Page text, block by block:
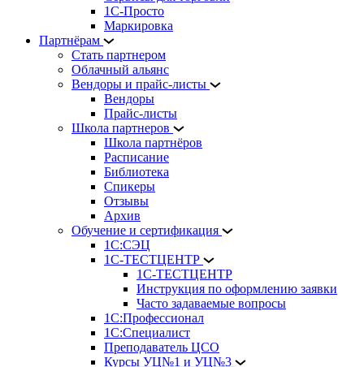
1С-Просто
Маркировка
Партнёрам
Стать партнером
Облачный альянс
Вендоры и прайс-листы
Вендоры
Прайс-листы
Школа партнеров
Школа партнёров
Расписание
Библиотека
Спикеры
Отзывы
Архив
Обучение и сертификация
1С:СЭЦ
1С-ТЕСТЦЕНТР
1С-ТЕСТЦЕНТР
Инструкция по оформлению заявки
Часто задаваемые вопросы
1С:Профессионал
1С:Специалист
Преподаватель ЦСО
Курсы УЦ№1 и УЦ№3